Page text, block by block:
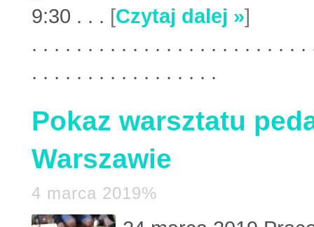
9:30 . . . [Czytaj dalej »]
. . . . . . . . . . . . . . . . . . . . . . . .
. . . . . . . . . . . . . . . . .
Pokaz warsztatu
Warszawie
4 marca 2019%